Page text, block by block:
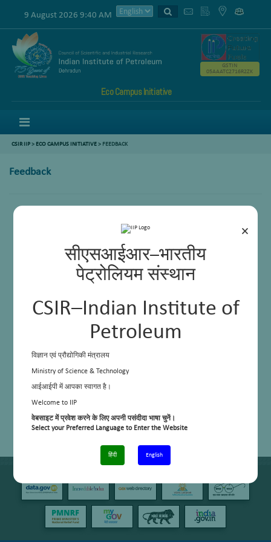
×
सीएसआईआर–भारतीय
पेट्रोलियम संस्थान
CSIR–Indian Institute of
Petroleum
विज्ञान एवं प्रौद्योगिकी मंत्रालय
Ministry of Science & Technology
आईआईपी में आपका स्वागत है।
Welcome to IIP
वेबसाइट में प्रवेश करने के लिए अपनी पसंदीदा भाषा चुनें।
Select your Preferred Language to Enter the Website
हिंदी English
9 August 2026 9:40 AM
Eco Campus Initiative
GSTIN
05AAATC2716R2ZK
CSIR IIP> ECO CAMPUS INITIATIVE> FEEDBACK
Feedback